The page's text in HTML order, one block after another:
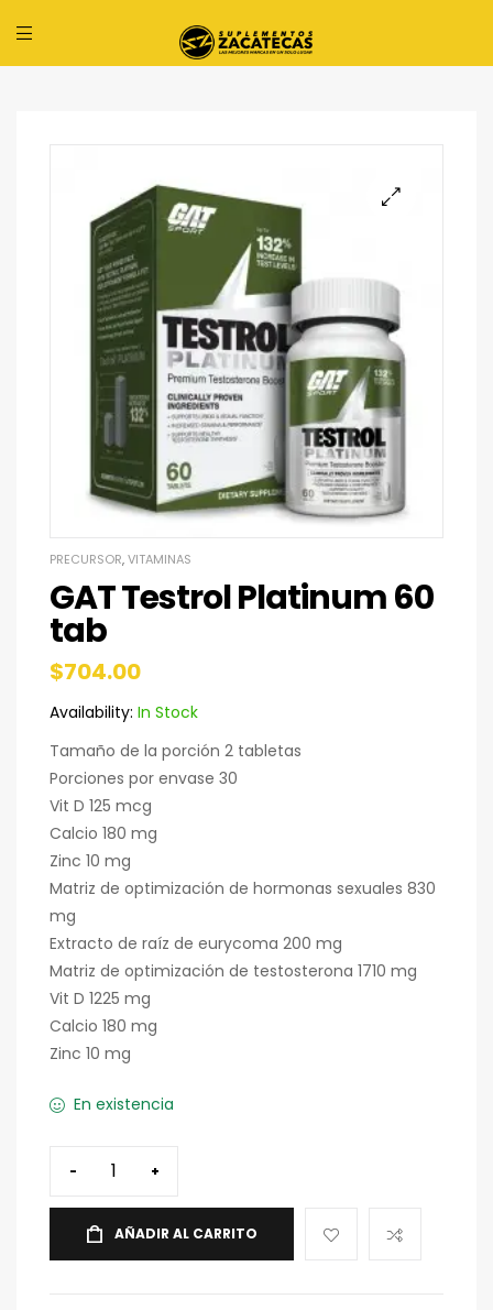
PRECURSOR,VITAMINAS
GAT Testrol Platinum 60
tab
$704.00
Availability: In Stock
Tamaño de la porción 2 tabletas
Porciones por envase 30
Vit D 125 mcg
Calcio 180 mg
Zinc 10 mg
Matriz de optimización de hormonas sexuales 830
mg
Extracto de raíz de eurycoma 200 mg
Matriz de optimización de testosterona 1710 mg
Vit D 1225 mg
Calcio 180 mg
Zinc 10 mg
En existencia
- +
AÑADIR AL CARRITO